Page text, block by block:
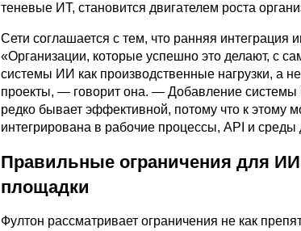
теневые ИТ, становится двигателем роста
Сети соглашается с тем, что ранняя интеграция
«Организации, которые успешно это делают, с
системы ИИ как производственные нагрузки, а
проекты, — говорит она. — Добавление системы
редко бывает эффективной, потому что к этому
интегрирована в рабочие процессы, API и среды
Правильные ограничения для
площадки
Фултон рассматривает ограничения не как